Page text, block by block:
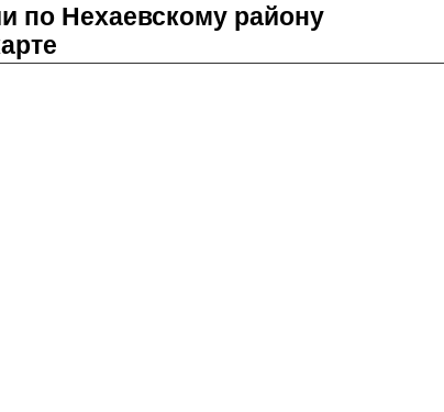
Нехаевскому району